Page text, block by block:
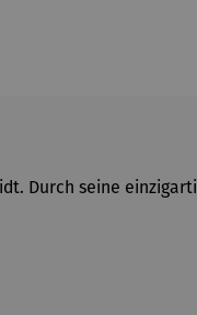
Durch seine